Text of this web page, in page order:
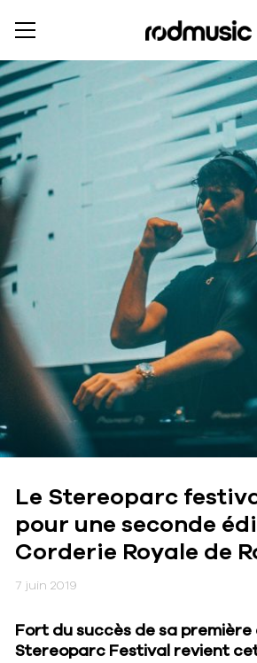
Le Stereoparc
pour une seconde
Corderie Royale de
7 juin 2019
Fort du succès de sa première
Stereoparc Festival revient